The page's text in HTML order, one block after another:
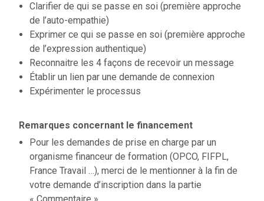
Clarifier de qui se passe en soi (première approche
de l’auto-empathie)
Exprimer ce qui se passe en soi (première approche
de l’expression authentique)
Reconnaitre les 4 façons de recevoir un message
Établir un lien par une demande de connexion
Expérimenter le processus
Remarques concernant le financement
Pour les demandes de prise en charge par un
organisme financeur de formation (OPCO, FIFPL,
France Travail …), merci de le mentionner à la fin de
votre demande d’inscription dans la partie